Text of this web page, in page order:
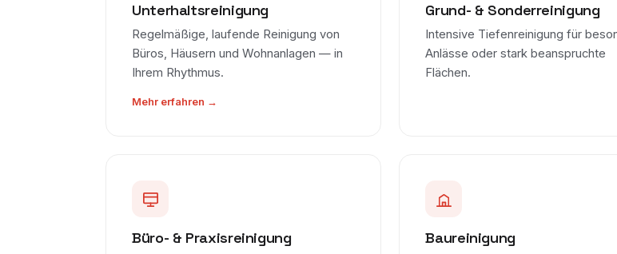
Unterhaltsreinigung
Regelmäßige, laufende Reinigung von
Büros, Häusern und Wohnanlagen — in
Ihrem Rhythmus.
Mehr erfahren →
Grund- & Sonderreinigung
Intensive Tiefenreinigung für
Anlässe oder stark beanspruchte
Flächen.
Büro- & Praxisreinigung Baureinigung